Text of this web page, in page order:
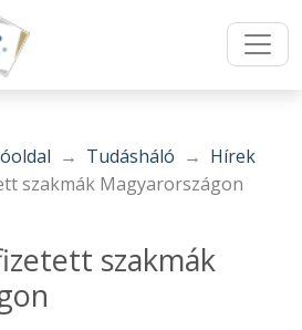
Tudásháló
Hírek
szakmák Magyarországon
szakmák